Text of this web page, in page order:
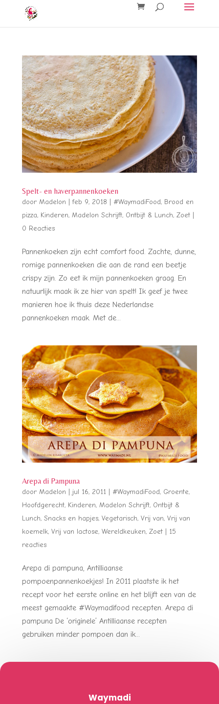
Spelt- en haverpannenkoeken
door Madelon |feb 9, 2018 #WaymadiFood, Brood en
pizza, Kinderen, Madelon Schrijft, Ontbijt & Lunch, Zoet|
0 Reacties
Pannenkoeken zijn echt comfort food. Zachte, dunne,
romige pannenkoeken die aan de rand een beetje
crispy zijn. Zo eet ik mijn pannenkoeken graag. En
natuurlijk maak ik ze hier van spelt! Ik geef je twee
manieren hoe ik thuis deze Nederlandse
pannenkoeken maak. Met de...
Arepa di Pampuna
door Madelon jul 16, 2011| #WaymadiFood, Groente,
Hoofdgerecht, Kinderen, Madelon Schrijft, Ontbijt &
Lunch, Snacks en hapjes, Vegetarisch, Vrij van, Vrij van
koemelk, Vrij van lactose, Wereldkeuken, Zoet| 15
reacties
Arepa di pampuna, Antilliaanse
pompoenpannenkoekjes! In 2011 plaatste ik het
recept voor het eerste online en het blijft een van de
meest gemaakte #Waymadifood recepten. Arepa di
pampuna De ‘originele’ Antilliaanse recepten
gebruiken minder pompoen dan ik...
Waymadi